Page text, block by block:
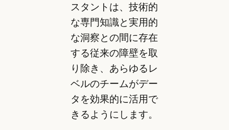
スタントは、技術的
な専門知識と実用的
な洞察との間に存在
する従来の障壁を取
り除き、あらゆるレ
ベルのチームがデー
タを効果的に活用で
きるようにします。